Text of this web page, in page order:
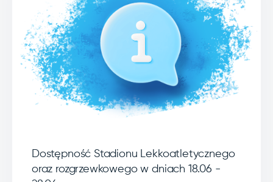
Dostępność Stadionu Lekkoatletycznego
oraz rozgrzewkowego w dniach 18.06 -